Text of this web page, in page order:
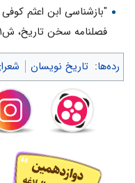
"بازشناسی ابن اعثم
فصلنامه سخن تاریخ، ش۱۱، زمستان ۱۳۸۹.
رده‌ها: تاریخ نویسان